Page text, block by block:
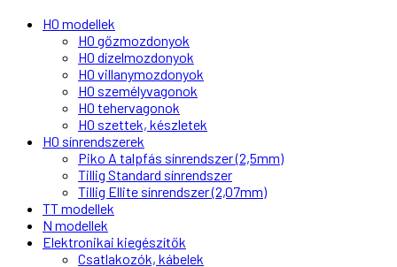
H0 modellek
H0 gőzmozdonyok
H0 dízelmozdonyok
H0 villanymozdonyok
H0 személyvagonok
H0 tehervagonok
H0 szettek, készletek
H0 sínrendszerek
Piko A talpfás sínrendszer (2,5mm)
Tillig Standard sínrendszer
Tillig Ellite sínrendszer (2,07mm)
TT modellek
N modellek
Elektronikai kiegészítők
Csatlakozók, kábelek